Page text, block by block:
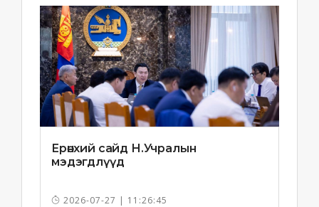
Ерөнхий сайд Н.Учралын
мэдэгдлүүд
2026-07-27 | 11:26:45